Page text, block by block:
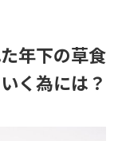
年下の草食
く為には？